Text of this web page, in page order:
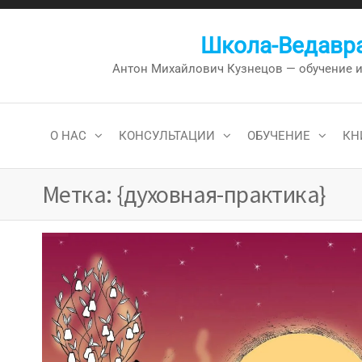
Перейти
Школа-
Антон Михайлович Кузнецов — обучение
О НАС КОНСУЛЬТАЦИИ ОБУЧЕНИЕ
Метка: {духовная-практика}